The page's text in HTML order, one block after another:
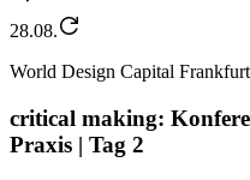
28.08.
World Design Capital
critical making:
Praxis | Tag 2